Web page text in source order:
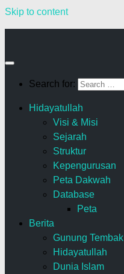
Skip to content
Search for:
Hidayatullah
Visi & Misi
Sejarah
Struktur
Kepengurusan
Peta Dakwah
Database
Peta
Berita
Gunung Tembak
Hidayatullah
Dunia Islam